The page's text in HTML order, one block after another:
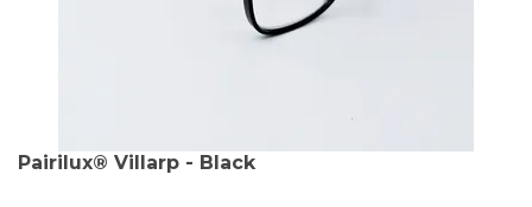
Pairilux® Villarp - Black